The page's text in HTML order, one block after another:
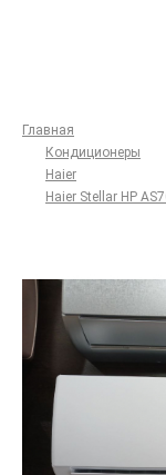
Главная
Кондиционеры
Haier
Haier Stellar HP